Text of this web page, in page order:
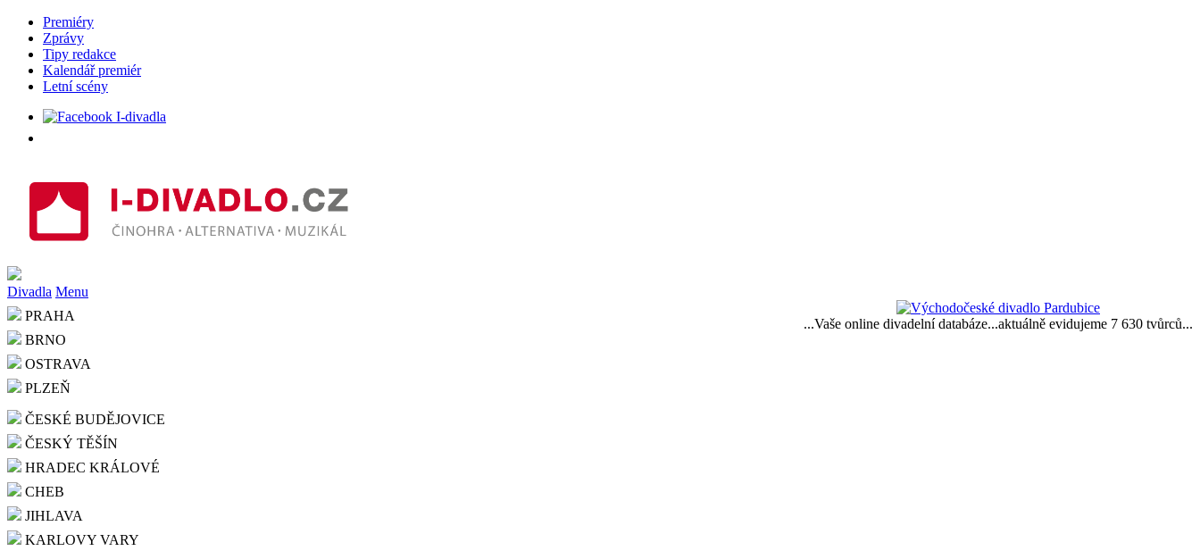
Premiéry
Zprávy
Tipy redakce
Kalendář premiér
Letní scény
Divadla Menu
...Vaše online divadelní databáze...aktuálně evidujeme 7 630 tvůrců...
PRAHA
BRNO
OSTRAVA
PLZEŇ
ČESKÉ BUDĚJOVICE
ČESKÝ TĚŠÍN
HRADEC KRÁLOVÉ
CHEB
JIHLAVA
KARLOVY VARY